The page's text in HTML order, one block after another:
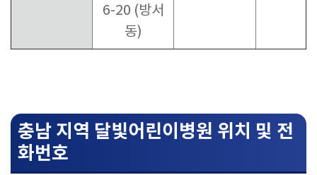
6-20 (방서
동)
충남 지역 달빛어린이병원 위치 및 전
화번호